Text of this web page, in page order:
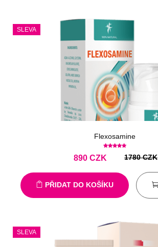
SLEVA
Flexosamine
CZK
890 1780 CZK
PŘIDAT DO KOŠÍKU
SLEVA